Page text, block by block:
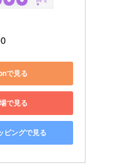
で見る
で見る
ピングで見る